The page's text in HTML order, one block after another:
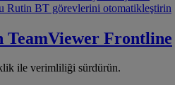
Rutin BT görevlerini otomatikleştirin
TeamViewer Frontline
ile verimliliği sürdürün.